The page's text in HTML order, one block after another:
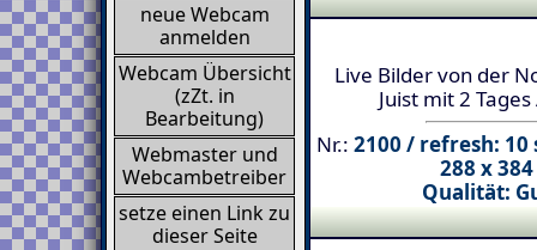
neue Webcam
anmelden
Webcam Übersicht
(zZt. in
Bearbeitung)
Webmaster und
Webcambetreiber
setze einen Link zu
dieser Seite
Live Bilder von der
Juist mit 2
Nr.: 2100 / refresh: 10
288 x 384
Qualität: